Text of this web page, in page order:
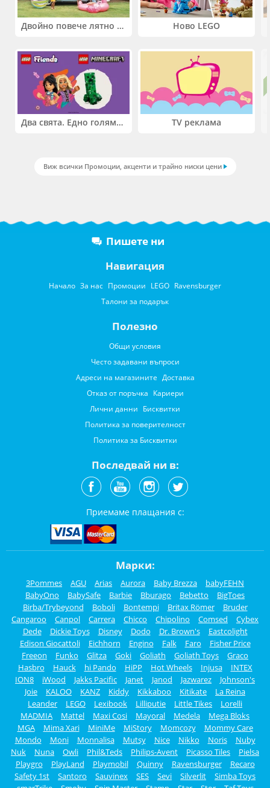
Двойно повече лятно забавление! Купи 2 продукта INTEX и вземи -33%
Два свята. Едно голямо приключение. Купи 2 продукта LEGO® Friends и/или LEGO® Minecraft и вземи -27%
Ново LEGO
TV реклама
Виж всички Промоции, акценти и трайно ниски цени
Пишете ни
Навигация
Начало За нас Промоции LEGO Ravensburger
Талони за подарък
Полезно
Общи условия
Често задавани въпроси
Адреси на магазините Доставка
Отказ от поръчка Кариери
Лични данни Бисквитки
Политика за поверителност
Политика за Бисквитки
Последвай ни в:
Приемаме плащания с:
Марки:
3Pommes AGU Arias Aurora Baby Brezza
babyFEHN
BabyOno
BabySafe Barbie Bburago Bebetto
BigToes
Birba/Trybeyond
Boboli Bontempi Britax Römer
Bruder
Cangaroo
Canpol Carrera Chicco Chipolino Comsed
Cybex
Dede
Dickie Toys Disney Dodo Dr. Brown's
Eastcolight
Edison Giocattoli
Eichhorn Engino Falk Faro
Fisher Price
Freeon
Funko Glitza Goki Goliath Goliath Toys
Graco
Hasbro
Hauck hi Pando HiPP Hot Wheels Injusa
INTEX
ION8
iWood Jakks Pacific Janet Janod Jazwarez
Johnson's
Joie
KALOO KANZ Kiddy Kikkaboo Kitikate
La Reina
Leander
LEGO Lexibook Lilliputie Little Tikes
Lorelli
MADMIA
Mattel Maxi Cosi Mayoral Medela
Mega Bloks
MGA
Mima Xari MiniMe MiStory Momcozy
Mommy Care
Mondo
Moni Monnalisa Mutsy Nice Nikko Noris
Nuby
Nuk
Nuna Owli Phil&Teds Philips-Avent Picasso Tiles
Pielsa
Playgro
PlayLand Playmobil Quinny Ravensburger
Recaro
Safety 1st
Santoro Sauvinex SES Sevi Silverlit
Simba Toys